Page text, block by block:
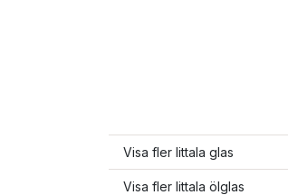
Visa fler Iittala glas
Visa fler Iittala ölglas